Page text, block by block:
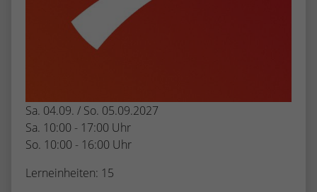
Sa. 04.09. / So. 05.09.2027
Sa. 10:00 - 17:00 Uhr
So. 10:00 - 16:00 Uhr
Lerneinheiten: 15